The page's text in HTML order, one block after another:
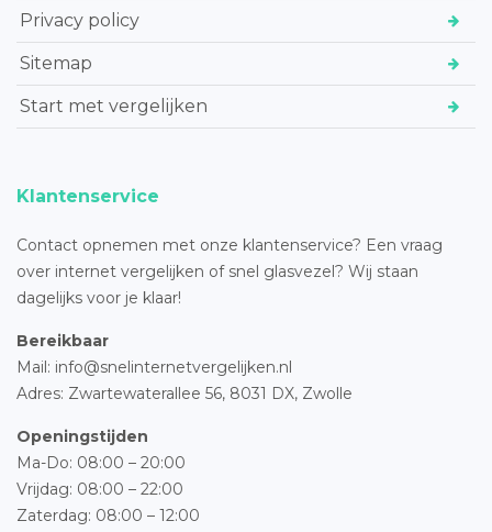
Privacy policy
Sitemap
Start met vergelijken
Klantenservice
Contact opnemen met onze klantenservice? Een vraag
over internet vergelijken of snel glasvezel? Wij staan
dagelijks voor je klaar!
Bereikbaar
Mail: info@snelinternetvergelijken.nl
Adres: Zwartewaterallee 56, 8031 DX, Zwolle
Openingstijden
Ma-Do: 08:00 – 20:00
Vrijdag: 08:00 – 22:00
Zaterdag: 08:00 – 12:00